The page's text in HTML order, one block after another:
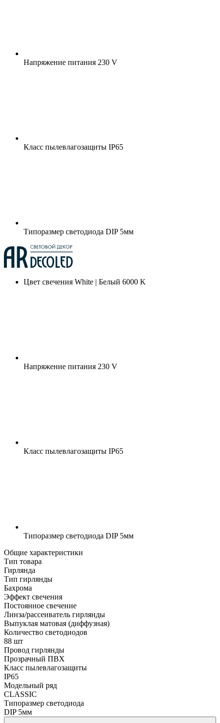
Напряжение питания 230 V
Класс пылевлагозащиты IP65
Типоразмер светодиода DIP 5мм
Цвет свечения White | Белый 6000 K
Напряжение питания 230 V
Класс пылевлагозащиты IP65
Типоразмер светодиода DIP 5мм
Общие характеристики
Тип товара
Гирлянда
Тип гирлянды
Бахрома
Эффект свечения
Постоянное свечение
Линза/рассеиватель гирлянды
Выпуклая матовая (диффузная)
Количество светодиодов
88 шт
Провод гирлянды
Прозрачный ПВХ
Класс пылевлагозащиты
IP65
Модельный ряд
CLASSIC
Типоразмер светодиода
DIP 5мм